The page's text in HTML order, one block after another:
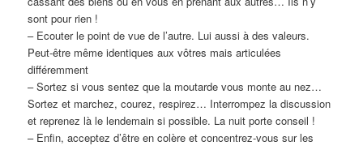
sont pour rien !
– Ecouter le point de vue de l’autre. Lui aussi à des valeurs.
Peut-être même identiques aux vôtres mais articulées
différemment
– Sortez si vous sentez que la moutarde vous monte au nez…
Sortez et marchez, courez, respirez… Interrompez la discussion
et reprenez là le lendemain si possible. La nuit porte conseil !
– Enfin, acceptez d’être en colère et concentrez-vous sur les